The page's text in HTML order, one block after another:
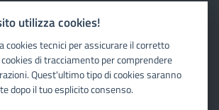
utilizza cookies!
cookies tecnici per assicurare il corretto
di tracciamento per comprendere
Quest'ultimo tipo di cookies saranno
dopo il tuo esplicito consenso.